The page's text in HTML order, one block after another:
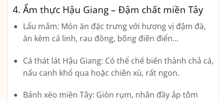
4. Ẩm thực Hậu Giang – Đậm chất miền Tây
Lẩu mắm: Món ăn đặc trưng với hương vị đậm đà,
ăn kèm cá linh, rau đồng, bông điên điển…
Cá thát lát Hậu Giang: Có thể chế biến thành chả cá,
nấu canh khổ qua hoặc chiên xù, rất ngon.
Bánh xèo miền Tây: Giòn rụm, nhân đầy ắp tôm